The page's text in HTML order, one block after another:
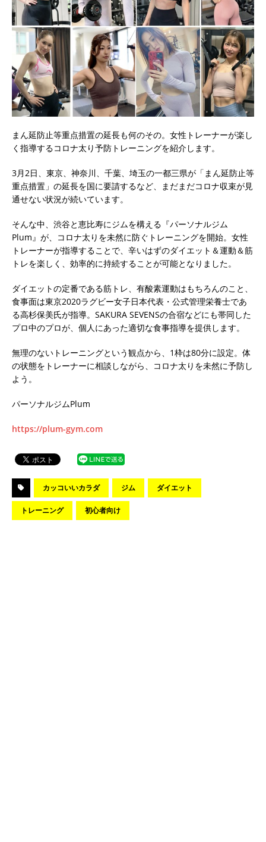
まん延防止等重点措置の延長も何のその。女性トレーナーが楽し
く指導するコロナ太り予防トレーニングを紹介します。
3月2日、東京、神奈川、千葉、埼玉の一都三県が「まん延防止等
重点措置」の延長を国に要請するなど、まだまだコロナ収束が見
通せない状況が続いています。
そんな中、渋谷と恵比寿にジムを構える『パーソナルジム
Plum』が、コロナ太りを未然に防ぐトレーニングを開始。女性
トレーナーが指導することで、辛いはずのダイエット＆運動＆筋
トレを楽しく、効率的に持続することが可能となりました。
ダイエットの定番である筋トレ、有酸素運動はもちろんのこと、
食事面は東京2020ラグビー女子日本代表・公式管理栄養士であ
る高杉保美氏が指導。SAKURA SEVENSの合宿などにも帯同した
プロ中のプロが、個人にあった適切な食事指導を提供します。
無理のないトレーニングという観点から、1枠は80分に設定。体
の状態をトレーナーに相談しながら、コロナ太りを未然に予防し
よう。
パーソナルジムPlum
https://plum-gym.com
カッコいいカラダ ジム ダイエット
トレーニング 初心者向け